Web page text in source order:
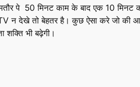
पे 50 मिनट काम के बाद एक 10 मिनट
TV न देखे तो बेहतर है। कुछ ऐसा करे जो
भी बढ़ेगी।